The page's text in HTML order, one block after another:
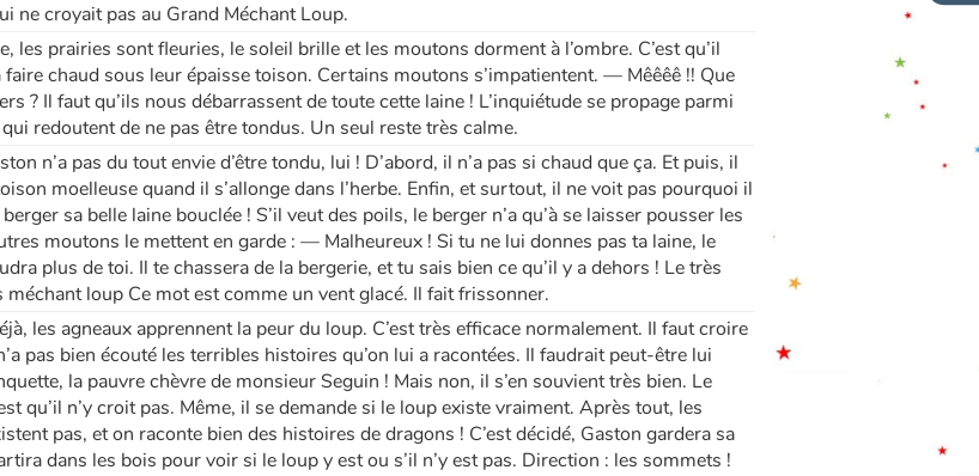
ne croyait pas au Grand Méchant Loup.
les prairies sont fleuries, le soleil brille et les moutons dorment à l’ombre. C’est qu’il
chaud sous leur épaisse toison. Certains moutons s’impatientent. — Mêêêê !! Que
? Il faut qu’ils nous débarrassent de toute cette laine ! L’inquiétude se propage parmi
redoutent de ne pas être tondus. Un seul reste très calme.
n’a pas du tout envie d’être tondu, lui ! D’abord, il n’a pas si chaud que ça. Et puis, il
moelleuse quand il s’allonge dans l’herbe. Enfin, et surtout, il ne voit pas pourquoi il
sa belle laine bouclée ! S’il veut des poils, le berger n’a qu’à se laisser pousser les
moutons le mettent en garde : — Malheureux ! Si tu ne lui donnes pas ta laine, le
plus de toi. Il te chassera de la bergerie, et tu sais bien ce qu’il y a dehors ! Le très
méchant loup Ce mot est comme un vent glacé. Il fait frissonner.
les agneaux apprennent la peur du loup. C’est très efficace normalement. Il faut croire
pas bien écouté les terribles histoires qu’on lui a racontées. Il faudrait peut-être lui
la pauvre chèvre de monsieur Seguin ! Mais non, il s’en souvient très bien. Le
qu’il n’y croit pas. Même, il se demande si le loup existe vraiment. Après tout, les
pas, et on raconte bien des histoires de dragons ! C’est décidé, Gaston gardera sa
dans les bois pour voir si le loup y est ou s’il n’y est pas. Direction : les sommets !